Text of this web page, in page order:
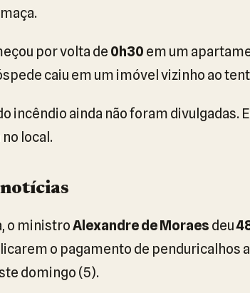
por volta de 0h30 em um
caiu em um imóvel vizinho ao
incêndio ainda não foram divulgadas.
local.
o ministroAlexandre de Moraes deu
o pagamento de penduricalhos
domingo (5).